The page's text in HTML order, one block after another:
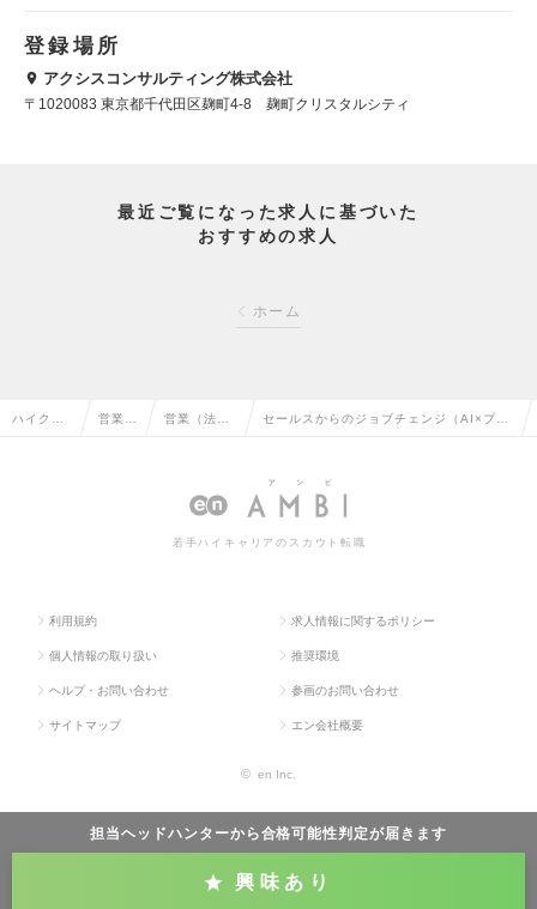
登録場所
アクシスコンサルティング株式会社
〒1020083 東京都千代田区麹町4-8 麹町クリスタルシティ
最近ご覧になった求人に基づいた
おすすめの求人
ホーム
担当ヘッドハンターから合格可能性判定が届きます
興味あり
ハイクラ 営業系 営業（法人 セールスからのジョブチェンジ（AI×プロ
若手ハイキャリアのスカウト転職
利用規約 求人情報に関するポリシー
個人情報の取り扱い 推奨環境
ヘルプ・お問い合わせ 参画のお問い合わせ
サイトマップ エン会社概要
© en Inc.